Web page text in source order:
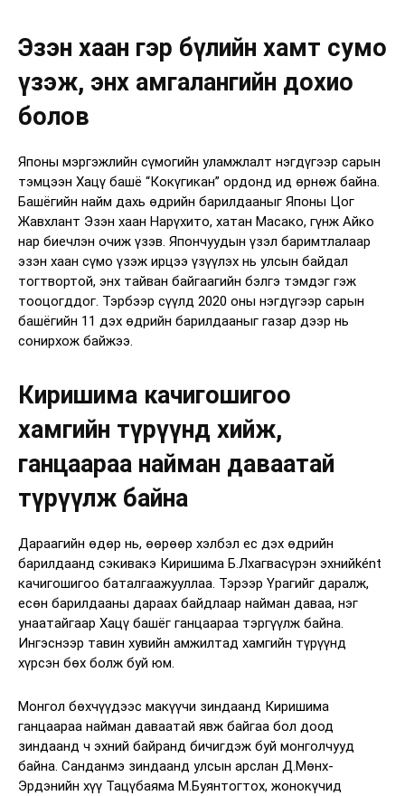
Эзэн хаан гэр бүлийн хамт сумо
үзэж, энх амгалангийн дохио
болов
Японы мэргэжлийн сүмогийн уламжлалт нэгдүгээр сарын
тэмцээн Хацү башё “Кокүгикан” ордонд ид өрнөж байна.
Башёгийн найм дахь өдрийн барилдааныг Японы Цог
Жавхлант Эзэн хаан Нарүхито, хатан Масако, гүнж Айко
нар биечлэн очиж үзэв. Япончуудын үзэл баримтлалаар
эзэн хаан сүмо үзэж ирцээ үзүүлэх нь улсын байдал
тогтвортой, энх тайван байгаагийн бэлгэ тэмдэг гэж
тооцогддог. Тэрбээр сүүлд 2020 оны нэгдүгээр сарын
башёгийн 11 дэх өдрийн барилдааныг газар дээр нь
сонирхож байжээ.
Киришима качигошигоо
хамгийн түрүүнд хийж,
ганцаараа найман даваатай
түрүүлж байна
Дараагийн өдөр нь, өөрөөр хэлбэл ес дэх өдрийн
барилдаанд сэкивакэ Киришима Б.Лхагвасүрэн эхнийként
качигошигоо баталгаажууллаа. Тэрээр Үрагийг даралж,
есөн барилдааны дараах байдлаар найман даваа, нэг
унаатайгаар Хацү башёг ганцаараа тэргүүлж байна.
Ингэснээр тавин хувийн амжилтад хамгийн түрүүнд
хүрсэн бөх болж буй юм.
Монгол бөхчүүдээс макүүчи зиндаанд Киришима
ганцаараа найман даваатай явж байгаа бол доод
зиндаанд ч эхний байранд бичигдэж буй монголчууд
байна. Санданмэ зиндаанд улсын арслан Д.Мөнх-
Эрдэнийн хүү Тацүбаяма М.Буянтогтох, жонокүчид